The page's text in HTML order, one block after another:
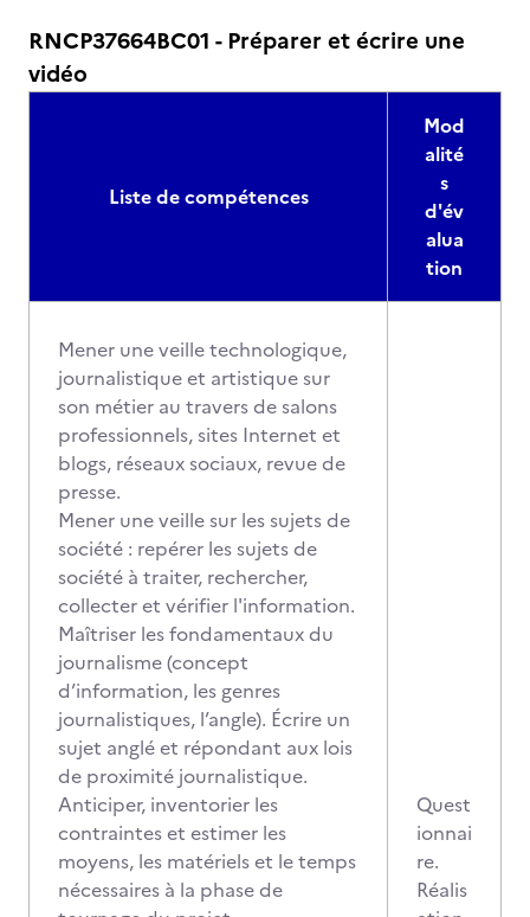
RNCP37664BC01 - Préparer et écrire une
vidéo
Liste de compétences
Mod
alité
s
d'év
alua
tion
Mener une veille technologique,
journalistique et artistique sur
son métier au travers de salons
professionnels, sites Internet et
blogs, réseaux sociaux, revue de
presse.
Mener une veille sur les sujets de
société : repérer les sujets de
société à traiter, rechercher,
collecter et vérifier l'information.
Maîtriser les fondamentaux du
journalisme (concept
d’information, les genres
journalistiques, l’angle). Écrire un
sujet anglé et répondant aux lois
de proximité journalistique.
Anticiper, inventorier les
contraintes et estimer les
moyens, les matériels et le temps
nécessaires à la phase de
Quest
ionnai
re.
Réalis